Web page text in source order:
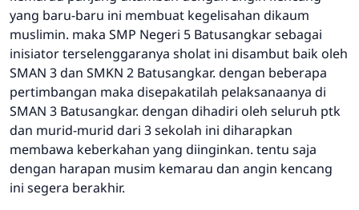
yang baru-baru ini membuat kegelisahan dikaum
muslimin. maka SMP Negeri 5 Batusangkar sebagai
inisiator terselenggaranya sholat ini disambut baik oleh
SMAN 3 dan SMKN 2 Batusangkar. dengan beberapa
pertimbangan maka disepakatilah pelaksanaanya di
SMAN 3 Batusangkar. dengan dihadiri oleh seluruh ptk
dan murid-murid dari 3 sekolah ini diharapkan
membawa keberkahan yang diinginkan. tentu saja
dengan harapan musim kemarau dan angin kencang
ini segera berakhir.